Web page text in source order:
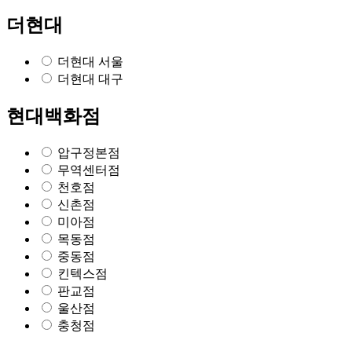
더현대
더현대 서울
더현대 대구
현대백화점
압구정본점
무역센터점
천호점
신촌점
미아점
목동점
중동점
킨텍스점
판교점
울산점
충청점